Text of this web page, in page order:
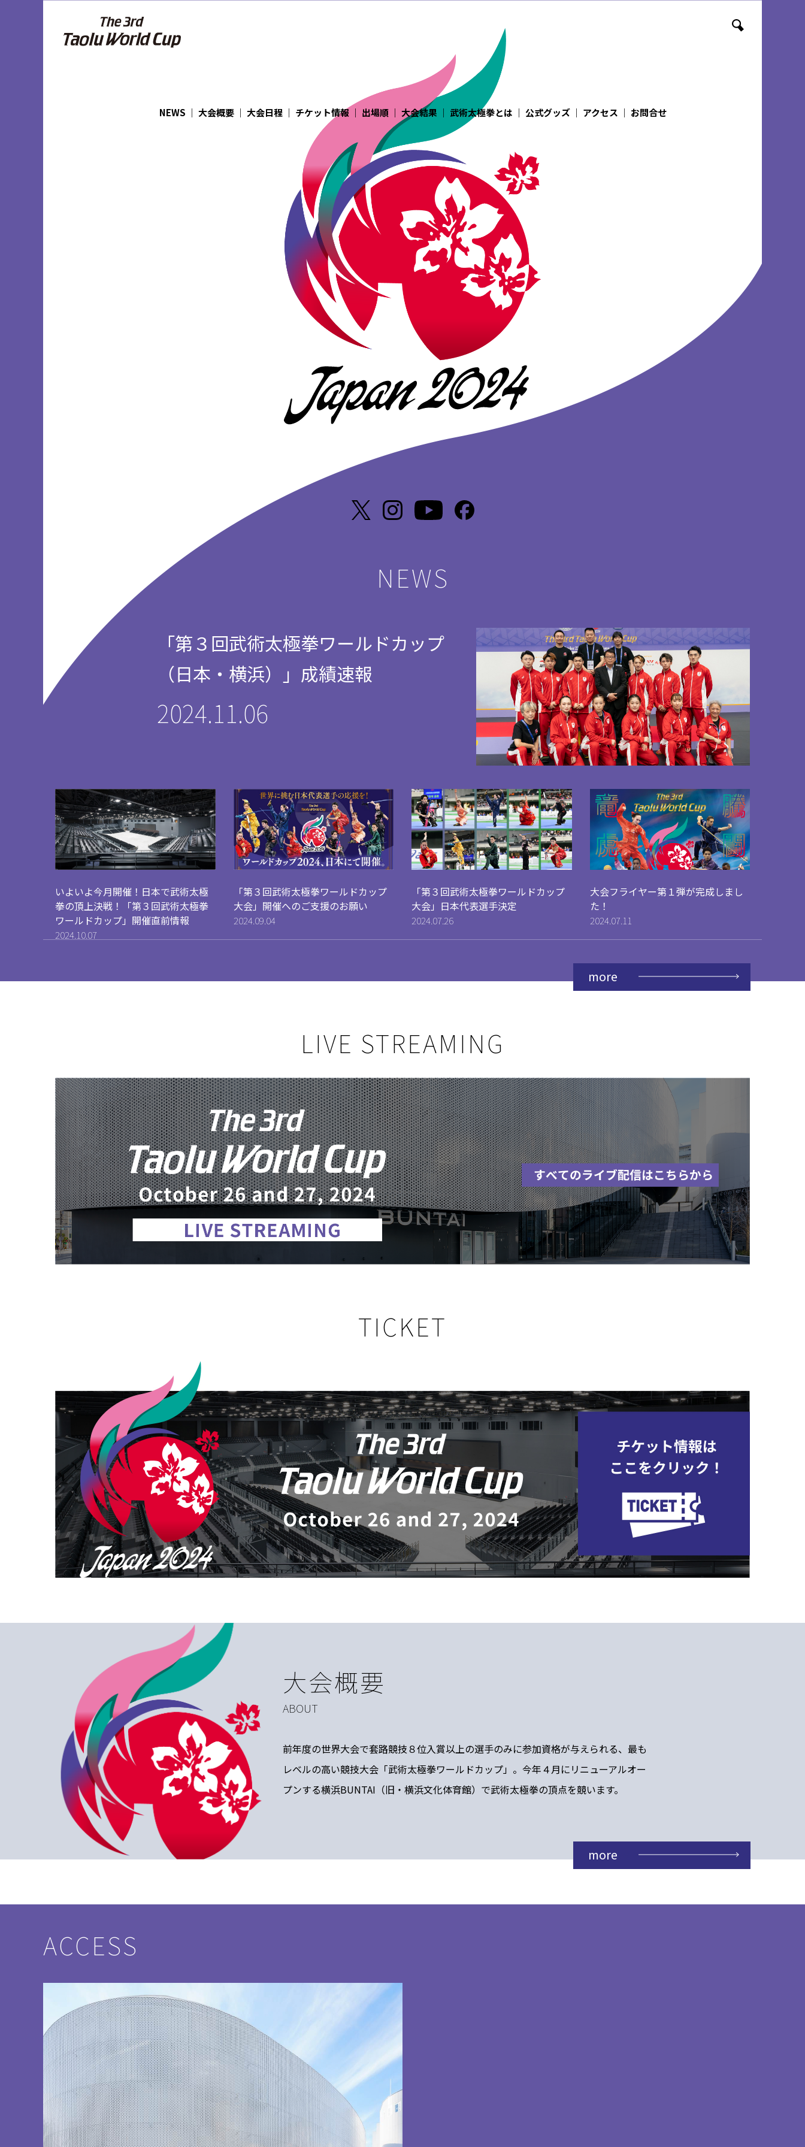
NEWS ｜ 大会概要｜ 大会日程｜ チケット情報 ｜ 出場順｜ 大会結果 ｜ 武術太極拳とは ｜ 公式グッズ｜ アクセス ｜ お問合せ
NEWS
「第３回武術太極拳ワールドカップ
（日本・横浜）」成績速報
2024.11.06
いよいよ今月開催！日本で武術太極
拳の頂上決戦！「第３回武術太極拳
ワールドカップ」開催直前情報
2024.10.07
「第３回武術太極拳ワールドカップ
大会」開催へのご支援のお願い
2024.09.04
「第３回武術太極拳ワールドカップ
大会」日本代表選手決定
2024.07.26
大会フライヤー第１弾が完成しまし
た！
2024.07.11
more
LIVE STREAMING
TICKET
大会概要
ABOUT
前年度の世界大会で套路競技８位入賞以上の選手のみに参加資格が与えられる、最も
レベルの高い競技大会「武術太極拳ワールドカップ」。今年４月にリニューアルオー
プンする横浜BUNTAI（旧・横浜文化体育館）で武術太極拳の頂点を競います。
more
ACCESS